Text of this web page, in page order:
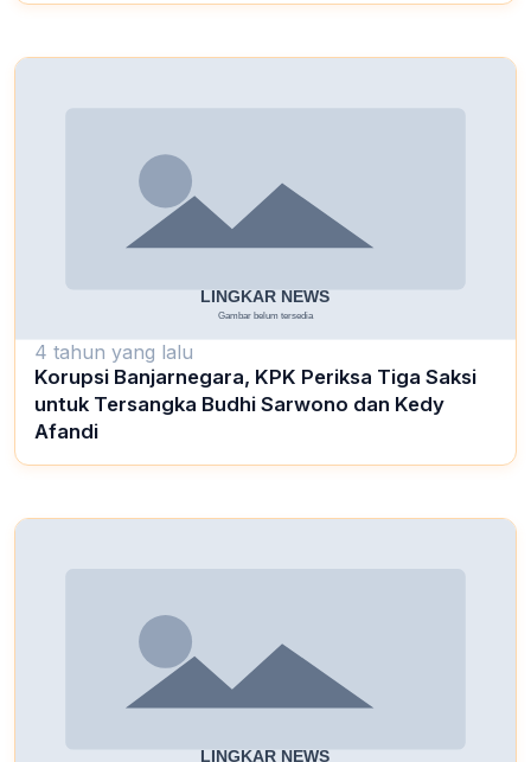
4 tahun yang lalu
Korupsi Banjarnegara, KPK Periksa Tiga Saksi
untuk Tersangka Budhi Sarwono dan Kedy
Afandi